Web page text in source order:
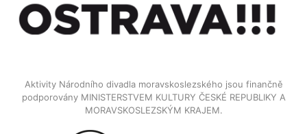
Aktivity Národního divadla moravskoslezského jsou finančně
podporovány MINISTERSTVEM KULTURY ČESKÉ REPUBLIKY A
MORAVSKOSLEZSKÝM KRAJEM.